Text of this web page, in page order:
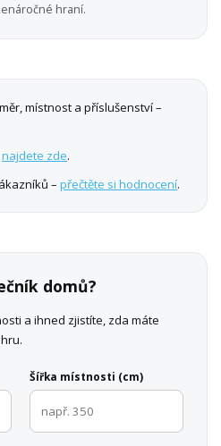
hraní.
místnost a příslušenství –
najdete zde.
– přečtěte si hodnocení.
domů?
a ihned zjistíte, zda máte
Šířka místnosti (cm)